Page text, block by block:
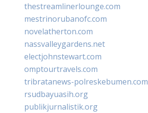
thestreamlinerlounge.com
mestrinorubanofc.com
novelatherton.com
nassvalleygardens.net
electjohnstewart.com
omptourtravels.com
tribratanews-polreskebumen.com
rsudbayuasih.org
publikjurnalistik.org